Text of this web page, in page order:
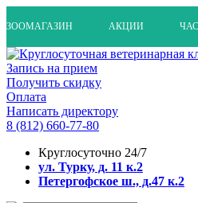
ЗООМАГАЗИН АКЦИИ
Запись на прием
Получить скидку
Оплата
Написать директору
8 (812) 660-77-80
Круглосуточно 24/7
ул. Турку, д. 11 к.2
Петергофское ш., д.47 к.2